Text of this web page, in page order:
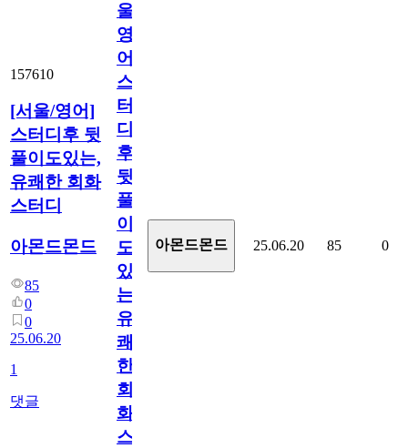
157610
[서울/영어]
스터디후 뒷
풀이도있는,
유쾌한 회화
스터디
아몬드몬드
85
0
0
25.06.20
1
댓글
울/
영
어]
스
터
디
후
뒷
풀
이
도
있
는,
유
쾌
한
회
화
스
아몬드몬드 25.06.20 85 0